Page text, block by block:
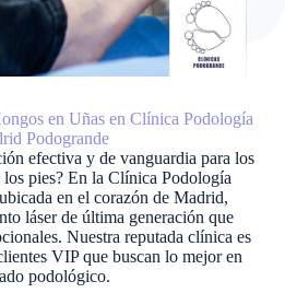
en Uñas en Clínica Podología
Podogrande
efectiva y de vanguardia para los
los pies? En la Clínica Podología
en el corazón de Madrid,
láser de última generación que
Nuestra reputada clínica es
VIP que buscan lo mejor en
podológico.